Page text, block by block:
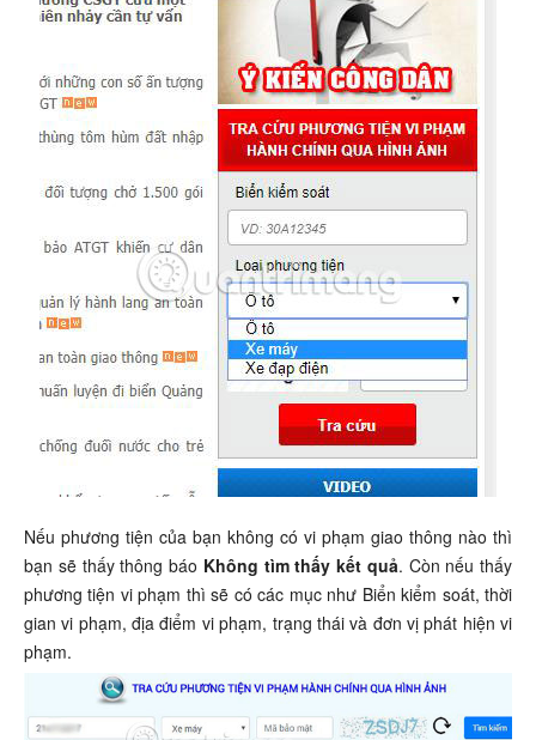
Nếu phương tiện của bạn không có vi phạm giao thông nào thì
bạn sẽ thấy thông báo Không tìm thấy kết quả. Còn nếu thấy
phương tiện vi phạm thì sẽ có các mục như Biển kiểm soát, thời
gian vi phạm, địa điểm vi phạm, trạng thái và đơn vị phát hiện vi
phạm.